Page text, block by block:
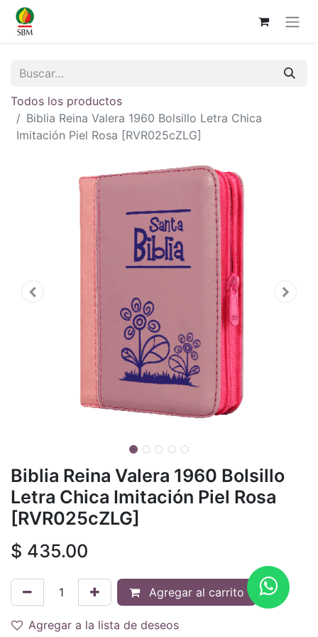
Todos los productos
Biblia Reina Valera 1960 Bolsillo Letra Chica
Imitación Piel Rosa [RVR025cZLG]
Biblia Reina Valera 1960 Bolsillo
Letra Chica Imitación Piel Rosa
[RVR025cZLG]
$ 435.00
Agregar al carrito
Agregar a la lista de deseos